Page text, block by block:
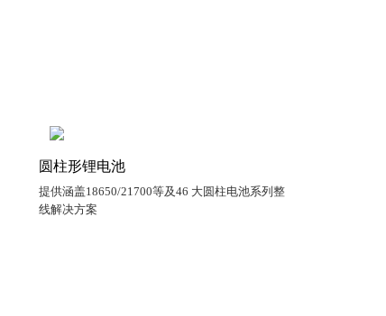
圆柱形锂电池
提供涵盖18650/21700等及46 大圆柱电池系列整
线解决方案